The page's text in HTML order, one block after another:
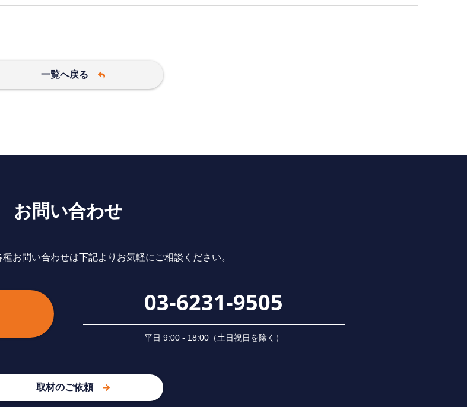
一覧へ戻る
お問い合わせ
お問い合わせは下記よりお気軽にご相談ください。
03-6231-9505
平⽇ 9:00 - 18:00（⼟⽇祝⽇を除く）
取材のご依頼